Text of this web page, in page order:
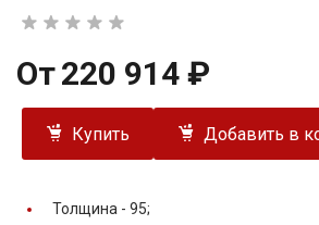
От220 914 ₽
Купить Добавить в
Толщина - 95;